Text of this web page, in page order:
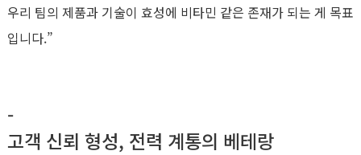
우리 팀의 제품과 기술이 효성에 비타민 같은 존재가 되는 게 목표
입니다.”
-
고객 신뢰 형성, 전력 계통의 베테랑